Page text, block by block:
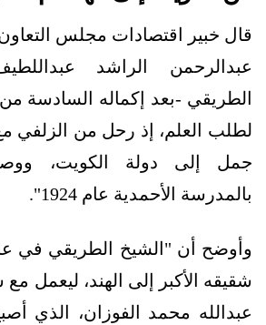
قال خبير اقتصادات مجلس التعاون
عبدالرحمن الراشد
الطريقي -بعد إكماله السادسة
لطلب العلم، إذ رحل من الزلفي
جمل إلى دولة الكويت،
بالمدرسة الأحمدية عام 1924".
شقيقه الأكبر إلى الهند، ليعمل
عبدالله محمد الفوزان، الذي